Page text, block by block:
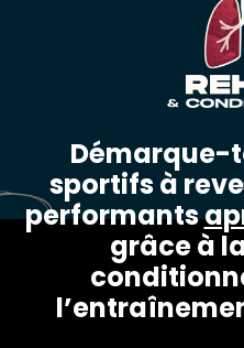
Démarque-
sportifs à
performants
grâce à